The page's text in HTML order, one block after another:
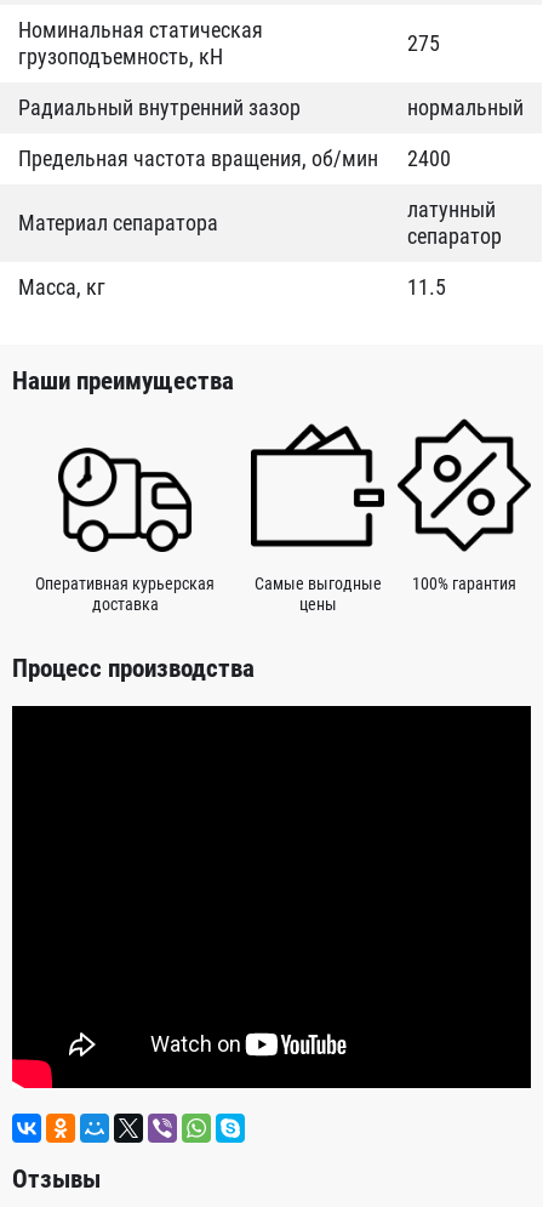
Номинальная статическая
грузоподъемность, кН
275
Радиальный внутренний зазор
нормальный
Предельная частота вращения, об/мин
2400
Материал сепаратора
латунный
сепаратор
Масса, кг
11.5
Наши преимущества
Оперативная курьерская
доставка
Самые выгодные
цены
100% гарантия
Процесс производства
Отзывы